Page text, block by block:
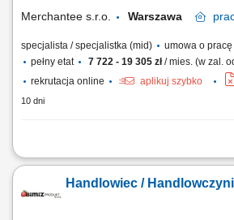
Merchantee s.r.o. Warszawa
specjalista / specjalistka (mid)
umowa o
pełny etat
7 722 - 19 305 zł/ mies. (w zal.
rekrutacja online
aplikuj szybko
10 dni
Samodzielne wyszukiwanie i selekcja
kontaktu biznesowego z wykorzystaniem
portalu LinkedIn. Kwalifikowanie zapytań
Handlowiec / Handlowczyni